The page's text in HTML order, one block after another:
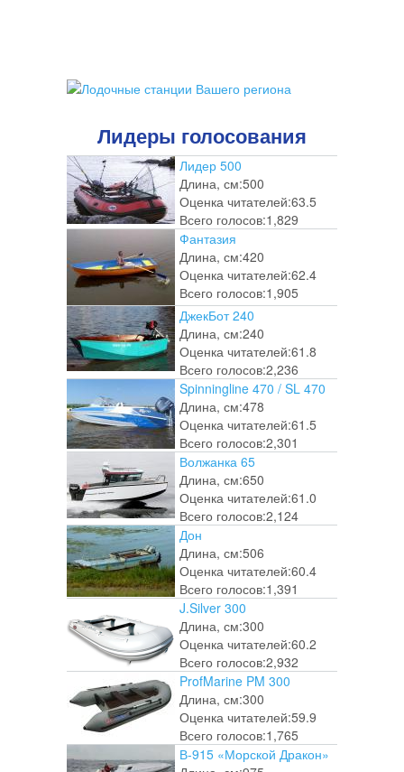
Лидеры голосования
Лидер 500
Длина, см:500
Оценка читателей:63.5
Всего голосов:1,829
Фантазия
Длина, см:420
Оценка читателей:62.4
Всего голосов:1,905
ДжекБот 240
Длина, см:240
Оценка читателей:61.8
Всего голосов:2,236
Spinningline 470 / SL 470
Длина, см:478
Оценка читателей:61.5
Всего голосов:2,301
Волжанка 65
Длина, см:650
Оценка читателей:61.0
Всего голосов:2,124
Дон
Длина, см:506
Оценка читателей:60.4
Всего голосов:1,391
J.Silver 300
Длина, см:300
Оценка читателей:60.2
Всего голосов:2,932
ProfMarine PM 300
Длина, см:300
Оценка читателей:59.9
Всего голосов:1,765
В-915 «Морской Дракон»